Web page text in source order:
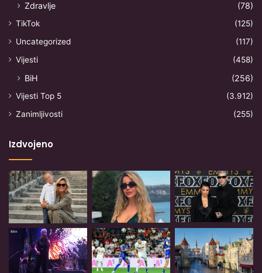
Zdravlje
(78)
TikTok
(125)
Uncategorized
(117)
Vijesti
(458)
BiH (256)
Vijesti Top 5
(3.912)
Zanimljivosti
(255)
Izdvojeno